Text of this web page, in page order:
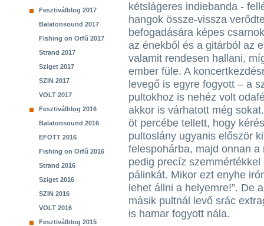
Fesztiválblog 2017
Balatonsound 2017
Fishing on Orfű 2017
Strand 2017
Sziget 2017
SZIN 2017
VOLT 2017
Fesztiválblog 2016
Balatonsound 2016
EFOTT 2016
Fishing on Orfű 2016
Strand 2016
Sziget 2016
SZIN 2016
VOLT 2016
Fesztiválblog 2015
kétslágeres indiebanda -
hangok össze-vissza
befogadására képes
az énekből és a gitárból az
valamit rendesen hallani,
ember füle. A
levegő is egyre fogyott – a
pultokhoz is nehéz volt
akkor is várhatott még
öt percébe tellett, hogy
pultoslány ugyanis először
felespohárba, majd onnan
pedig precíz
pálinkát. Mikor ezt enyhe
lehet állni a helyemre!”. De
másik pultnál levő srác
is hamar fogyott nála.